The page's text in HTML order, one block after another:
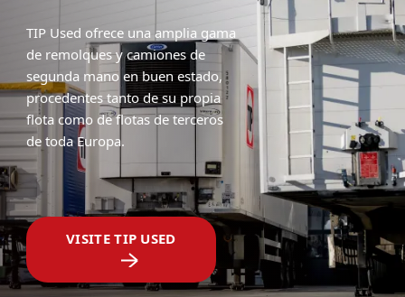
TIP Used ofrece una amplia gama
de remolques y camiones de
segunda mano en buen estado,
procedentes tanto de su propia
flota como de flotas de terceros
de toda Europa.
VISITE TIP USED